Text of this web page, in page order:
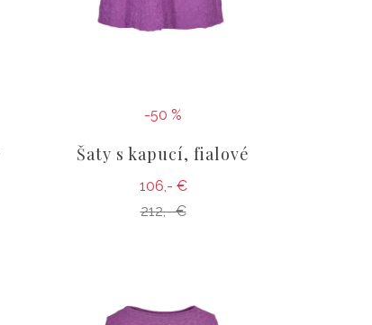
-50 %
Šaty s kapucí, fialové
106,- €
212,- €